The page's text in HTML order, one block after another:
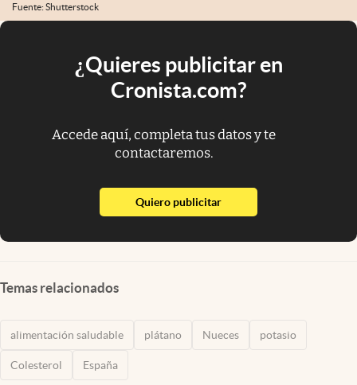
Fuente: Shutterstock
¿Quieres publicitar en
Cronista.com?
Accede aquí, completa tus datos y te
contactaremos.
Quiero publicitarabre en nueva pestaña
Temas relacionados
alimentación saludable plátano Nueces potasio
Colesterol España